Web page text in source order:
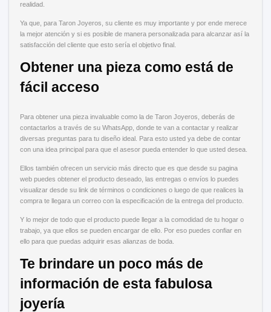
realidad.
Ya que, para Taron Joyeros, su cliente es muy importante y por ende merece
la mejor atención y si es posible de manera personalizada para alcanzar así la
satisfacción del cliente que esto sería el objetivo final.
Obtener una pieza como está de
fácil acceso
Para obtener una pieza invaluable como la de Taron Joyeros, deberás de
contactarlos a través de su WhatsApp, donde te van a contactar y realizar
diversas preguntas para tu diseño ideal. Para esto usted ya debe de contar
con una idea principal para que el asesor pueda entender lo que usted desea.
Ellos también ofrecen un servicio más directo que es que desde su pagina
web puedes obtener el producto deseado, las entregas o envíos lo puedes
visualizar desde su link de términos o condiciones o luego de que realices la
compra te llegara un correo con la especificación de la entrega del producto.
Y lo mejor de todo que el producto puede llegar a la comodidad de tu hogar o
trabajo, ya que ellos se pueden encargar de ello. Por eso puedes confiar en
ello para que puedas adquirir esas alianzas de boda.
Te brindare un poco más de
información de esta fabulosa
joyería